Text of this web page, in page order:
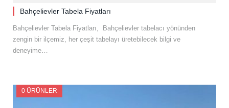
Bahçelievler Tabela Fiyatları
Bahçelievler Tabela Fiyatları, Bahçelievler tabelacı yönünden
zengin bir ilçemiz, her çeşit tabelayı üretebilecek bilgi ve
deneyime…
0 ÜRÜNLER